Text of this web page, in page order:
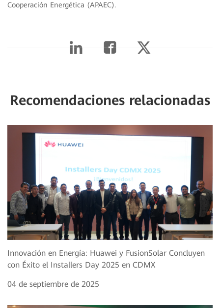
Cooperación Energética (APAEC).
Recomendaciones relacionadas
Innovación en Energía: Huawei y FusionSolar Concluyen
con Éxito el Installers Day 2025 en CDMX
04 de septiembre de 2025